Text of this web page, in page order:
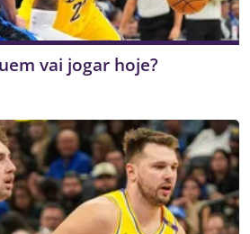
vai jogar hoje?